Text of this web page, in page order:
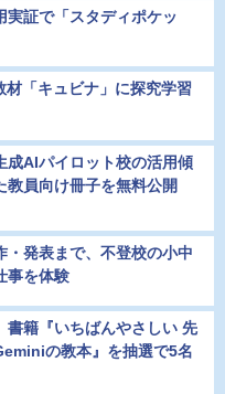
実証で「スタディポケッ
材「キュビナ」に探究学習
成AIパイロット校の活用傾
教員向け冊子を無料公開
・発表まで、不登校の小中
事を体験
書籍『いちばんやさしい 先
の教本』を抽選で5名